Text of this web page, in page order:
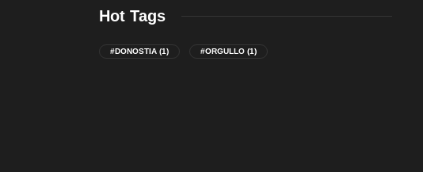
Hot Tags
#DONOSTIA (1) #ORGULLO (1)